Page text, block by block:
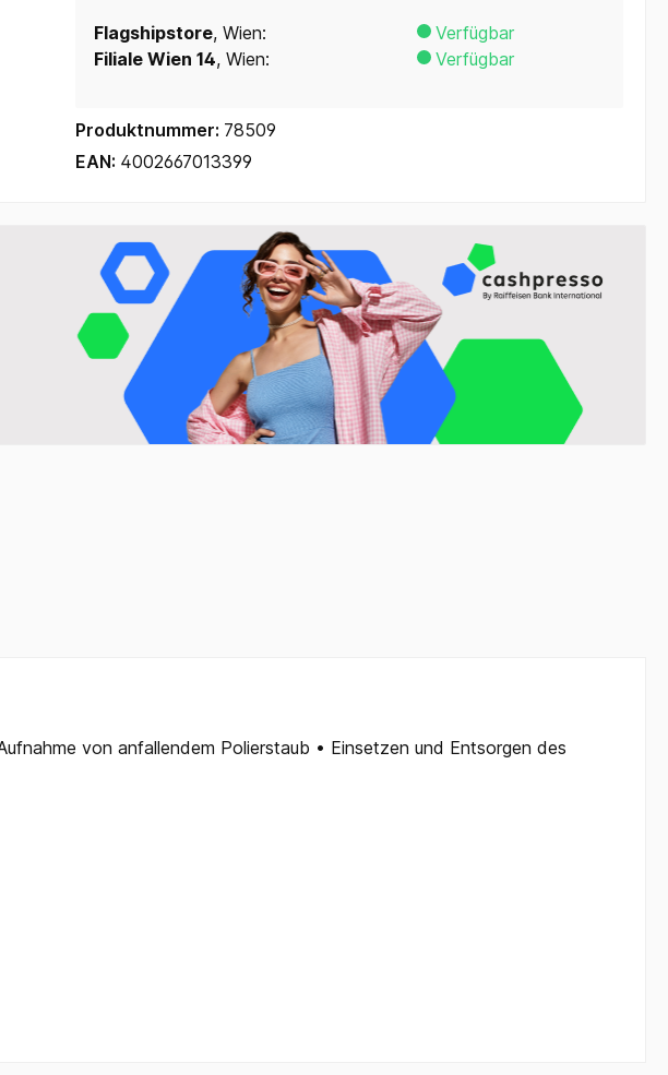
Flagshipstore, Wien:
Verfügbar
Filiale Wien 14, Wien: Verfügbar
Produktnummer: 78509
EAN: 4002667013399
von anfallendem Polierstaub • Einsetzen und Entsorgen des